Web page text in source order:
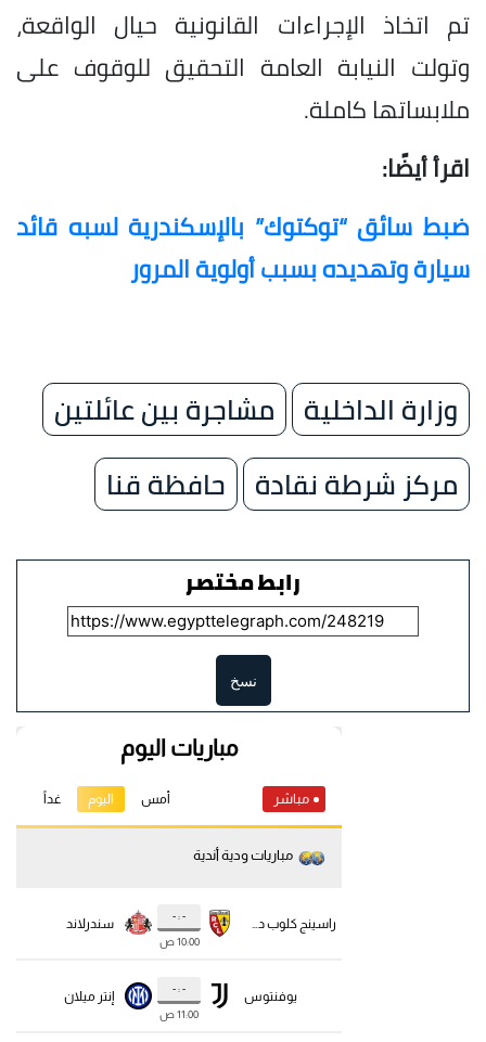
تم اتخاذ الإجراءات القانونية حيال الواقعة،
وتولت النيابة العامة التحقيق للوقوف على
ملابساتها كاملة.
اقرأ أيضًا:
ضبط سائق “توكتوك” بالإسكندرية لسبه قائد
سيارة وتهديده بسبب أولوية المرور
وزارة الداخلية
مشاجرة بين عائلتين
مركز شرطة نقادة
حافظة قنا
رابط مختصر
نسخ